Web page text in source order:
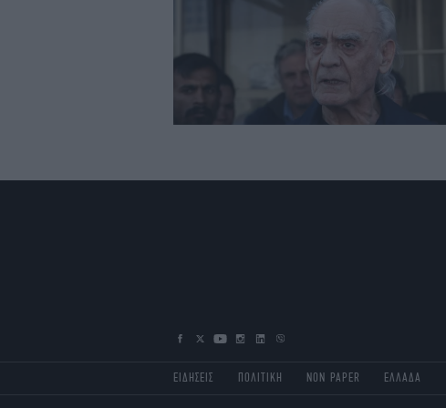
ΕΙΔΗΣΕΙΣ ΠΟΛΙΤΙΚΗ NON PAPER ΕΛΛΑΔΑ